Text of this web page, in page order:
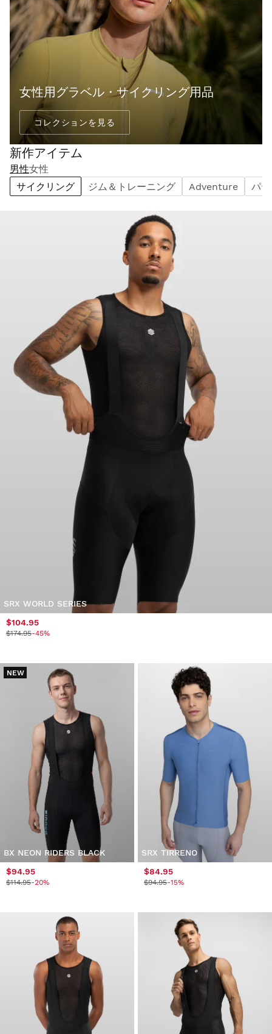
女性用グラベル・サイクリング用品
コレクションを見る
新作アイテム
男性女性
サイクリング
ジム＆トレーニング Adventure パ
SRX WORLD SERIES
$104.95
$174.95-45%
NEW
BX NEON RIDERS BLACK
$94.95
$114.95-20%
SRX TIRRENO
$84.95
$94.95-15%